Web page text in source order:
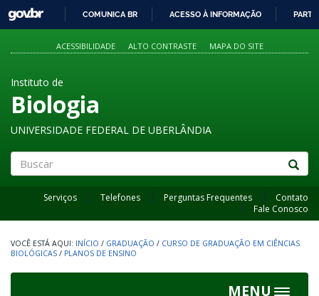
PARA
O
GOVBR
COMUNICA BR ACESSO À INFORMAÇÃO
ACESSIBILIDADE ALTO CONTRASTE MAPA DO SITE
Instituto de
Biologia
UNIVERSIDADE FEDERAL DE UBERLÂNDIA
Serviços Telefones Perguntas Frequentes
Contato
Fale Conosco
INÍCIO / GRADUAÇÃO / CURSO DE GRADUAÇÃO EM CIÊNCIAS
BIOLÓGICAS / PLANOS DE ENSINO
MENU